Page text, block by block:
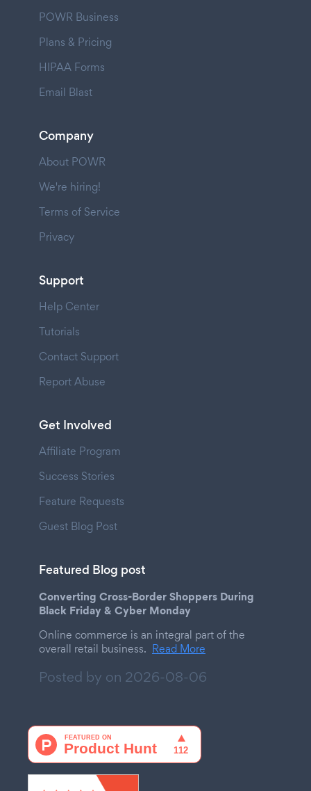
POWR Business
Plans & Pricing
HIPAA Forms
Email Blast
Company
About POWR
We're hiring!
Terms of Service
Privacy
Support
Help Center
Tutorials
Contact Support
Report Abuse
Get Involved
Affiliate Program
Success Stories
Feature Requests
Guest Blog Post
Featured Blog post
Converting Cross-Border Shoppers During
Black Friday & Cyber Monday
Online commerce is an integral part of the
overall retail business. Read More
Posted by on 2026-08-06